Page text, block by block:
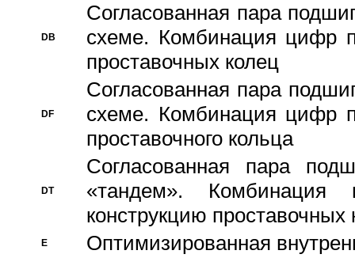
DB
Согласованная пара
схеме. Комбинация цифр
проставочных колец
DF
Согласованная пара
схеме. Комбинация цифр
проставочного кольца
DT
Согласованная пара
«тандем».
конструкцию проставочных
E
Оптимизированная